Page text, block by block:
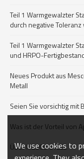
Teil 1 Warmgewalzter
durch negative
Teil 1 Warmgewalzter
und HRPO-
Neues Produkt aus
Metall
Seien Sie vorsichtig mit
Was ist der Vorteil von
Über MESCO STEEL
We use cookies to